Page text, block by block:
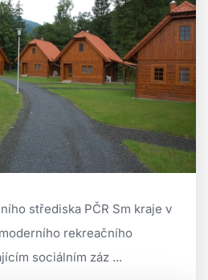
střediska PČR Sm kraje v
rekreačního
sociálním záz ...